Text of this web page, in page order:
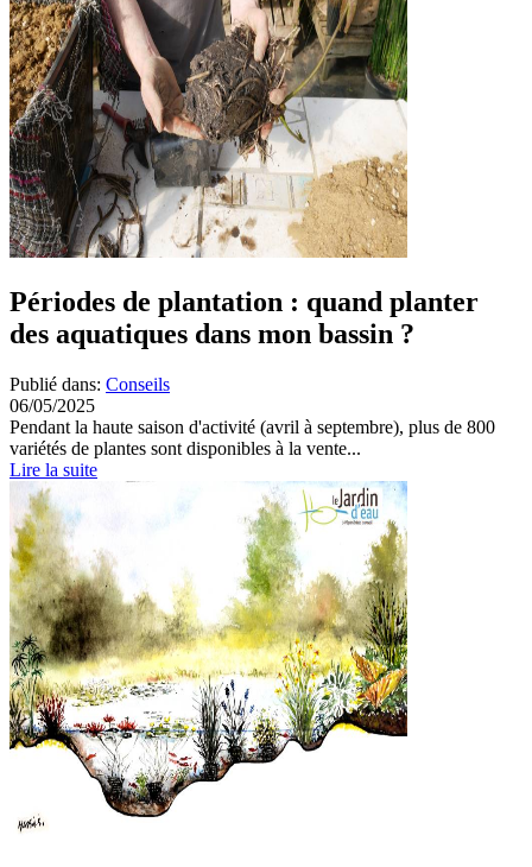
Périodes de plantation : quand planter
des aquatiques dans mon bassin ?
Publié dans: Conseils
06/05/2025
Pendant la haute saison d'activité (avril à septembre), plus de 800
variétés de plantes sont disponibles à la vente...
Lire la suite